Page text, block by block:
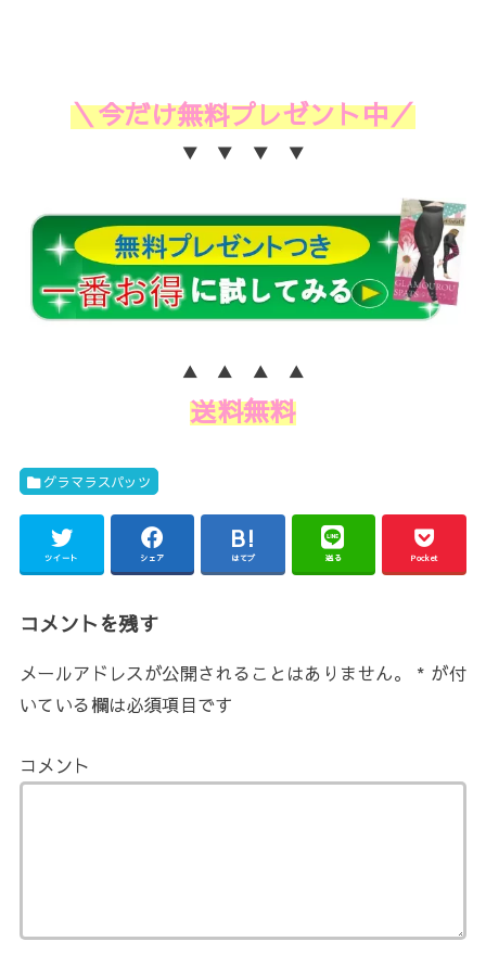
＼今だけ無料プレゼント中／
▼ ▼ ▼ ▼
▲ ▲ ▲ ▲
送料無料
グラマラスパッツ
ツイート シェア はてブ 送る Pocket
コメントを残す
メールアドレスが公開されることはありません。 * が付
いている欄は必須項目です
コメント